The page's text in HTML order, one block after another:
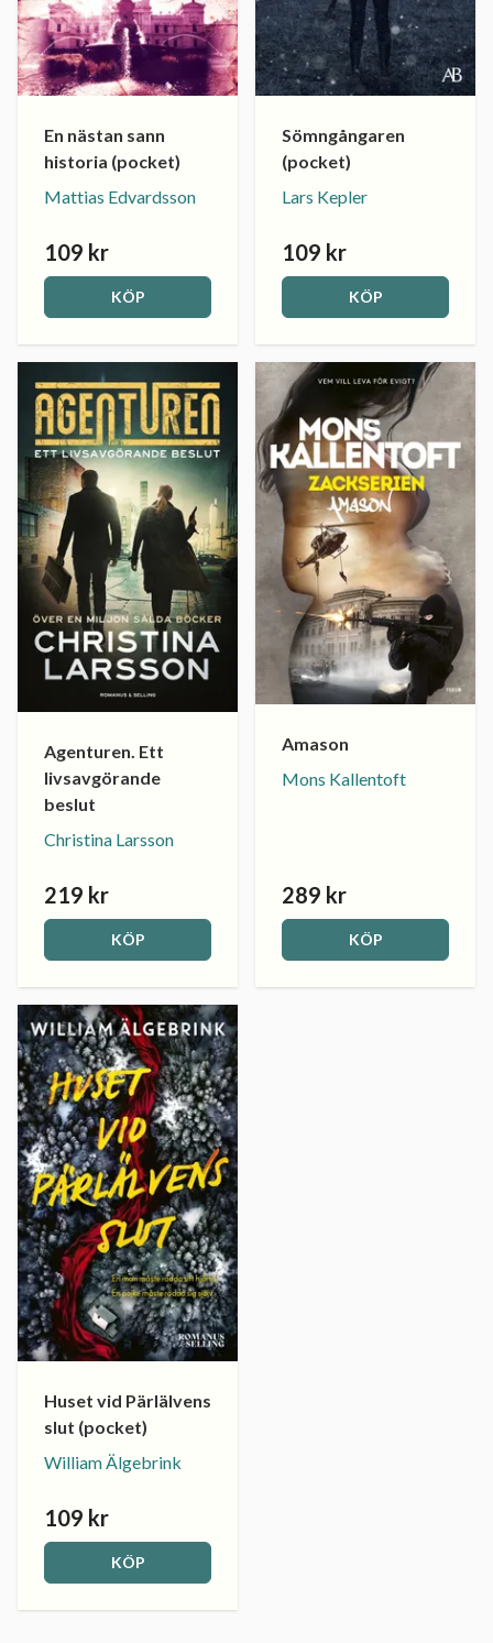
En nästan sann
historia (pocket)
Mattias Edvardsson
109 kr
KÖP
Sömngångaren
(pocket)
Lars Kepler
109 kr
KÖP
Agenturen. Ett
livsavgörande
beslut
Christina Larsson
219 kr
KÖP
Amason
Mons Kallentoft
289 kr
KÖP
Huset vid Pärlälvens
slut (pocket)
William Älgebrink
109 kr
KÖP